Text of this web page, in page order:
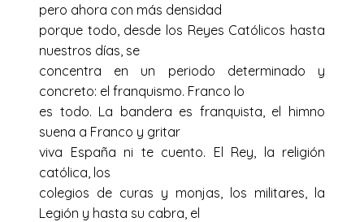
pero ahora con más densidad
porque todo, desde los Reyes Católicos hasta
nuestros días, se
concentra en un periodo determinado y
concreto: el franquismo. Franco lo
es todo. La bandera es franquista, el himno
suena a Franco y gritar
viva España ni te cuento. El Rey, la religión
católica, los
colegios de curas y monjas, los militares, la
Legión y hasta su cabra, el